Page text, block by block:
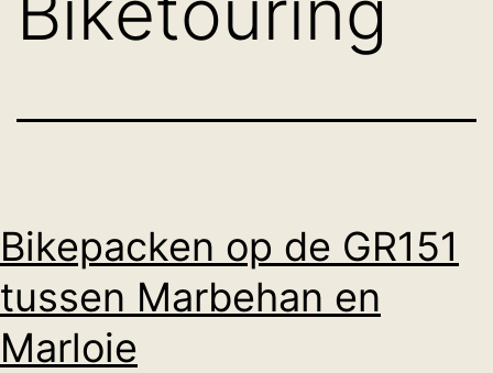
Bikepacken op de GR151
tussen Marbehan en
Marloie